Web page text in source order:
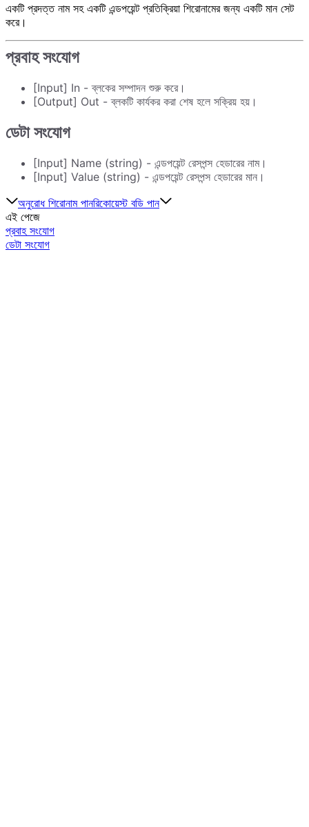
একটি প্রদত্ত নাম সহ একটি এন্ডপয়েন্ট প্রতিক্রিয়া শিরোনামের জন্য একটি মান সেট
করে।
প্রবাহ সংযোগ
[Input] In - ব্লকের সম্পাদন শুরু করে।
[Output] Out - ব্লকটি কার্যকর করা শেষ হলে সক্রিয় হয়।
ডেটা সংযোগ
[Input] Name (string) - এন্ডপয়েন্ট রেসপন্স হেডারের নাম।
[Input] Value (string) - এন্ডপয়েন্ট রেসপন্স হেডারের মান।
অনুরোধ শিরোনাম পানরিকোয়েস্ট বডি পান
এই পেজে
প্রবাহ সংযোগ
ডেটা সংযোগ